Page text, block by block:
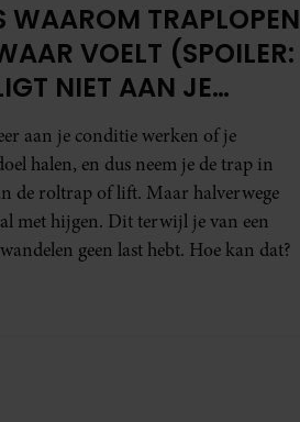
WAAROM TRAPLOPEN
VOELT (SPOILER:
NIET AAN JE
aan je conditie werken of je
halen, en dus neem je de trap in
de roltrap of lift. Maar halverwege
met hijgen. Dit terwijl je van een
geen last hebt. Hoe kan dat?